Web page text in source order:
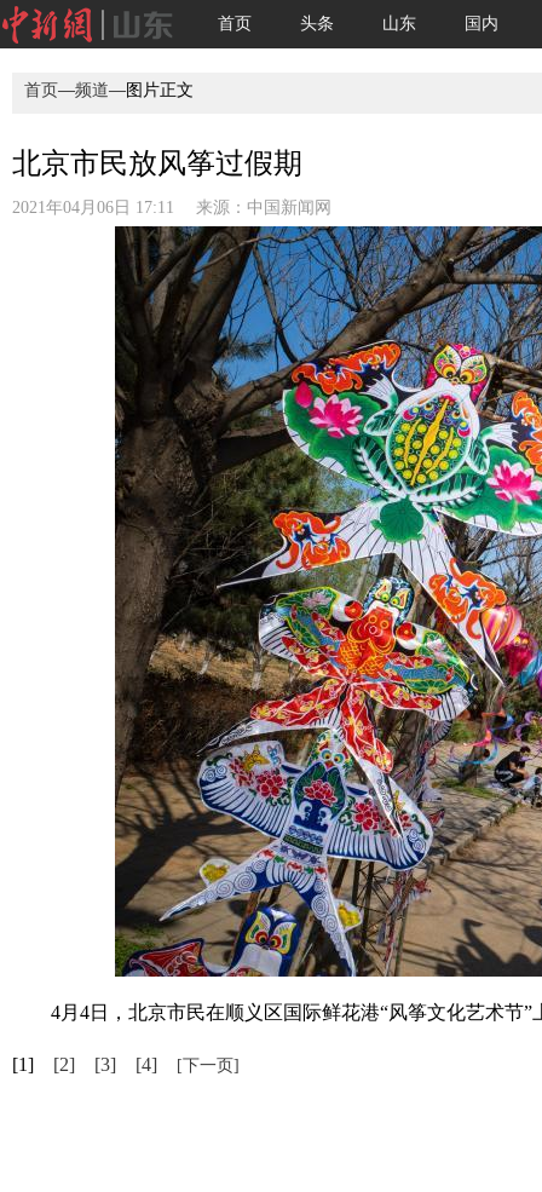
首页 头条 山东 国内
首页—频道—图片正文
北京市民放风筝过假期
2021年04月06日 17:11 来源： 中国新闻网
4月4日，北京市民在顺义区国际鲜花港“风筝文化艺术节”
[1] [2] [3] [4] [下一页]